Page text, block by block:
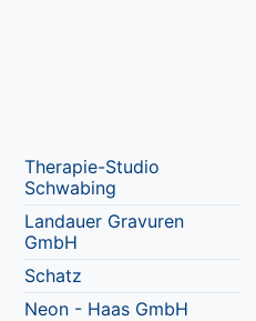
Therapie-Studio
Schwabing
Landauer Gravuren
GmbH
Schatz
Neon - Haas GmbH